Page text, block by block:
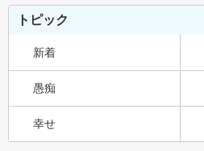
トピック
新着
愚痴
幸せ